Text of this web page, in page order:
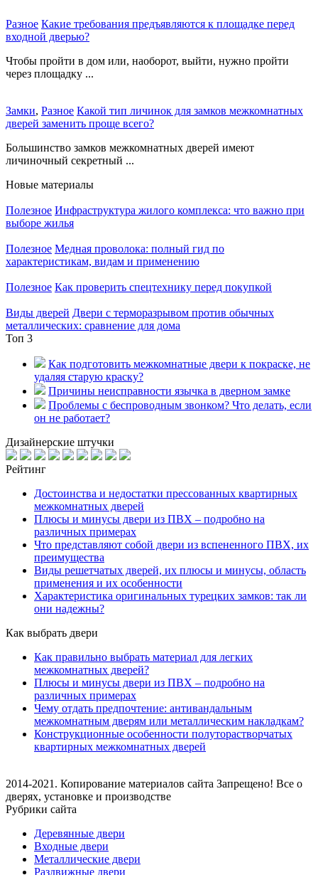
Разное Какие требования предъявляются к площадке перед
входной дверью?
Чтобы пройти в дом или, наоборот, выйти, нужно пройти
через площадку ...
Замки, Разное Какой тип личинок для замков межкомнатных
дверей заменить проще всего?
Большинство замков межкомнатных дверей имеют
личиночный секретный ...
Новые материалы
Полезное Инфраструктура жилого комплекса: что важно при
выборе жилья
Полезное Медная проволока: полный гид по
характеристикам, видам и применению
Полезное Как проверить спецтехнику перед покупкой
Виды дверей Двери с терморазрывом против обычных
металлических: сравнение для дома
Топ 3
Как подготовить межкомнатные двери к покраске, не
удаляя старую краску?
Причины неисправности язычка в дверном замке
Проблемы с беспроводным звонком? Что делать, если
он не работает?
Дизайнерские штучки
Рейтинг
Достоинства и недостатки прессованных квартирных
межкомнатных дверей
Плюсы и минусы двери из ПВХ – подробно на
различных примерах
Что представляют собой двери из вспененного ПВХ, их
преимущества
Виды решетчатых дверей, их плюсы и минусы, область
применения и их особенности
Характеристика оригинальных турецких замков: так ли
они надежны?
Как выбрать двери
Как правильно выбрать материал для легких
межкомнатных дверей?
Плюсы и минусы двери из ПВХ – подробно на
различных примерах
Чему отдать предпочтение: антивандальным
межкомнатным дверям или металлическим накладкам?
Конструкционные особенности полуторастворчатых
квартирных межкомнатных дверей
2014-2021. Копирование материалов сайта Запрещено! Все о
дверях, установке и производстве
Рубрики сайта
Деревянные двери
Входные двери
Металлические двери
Раздвижные двери